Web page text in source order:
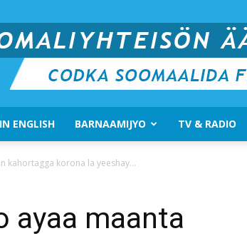
ENGLISH BARNAAMIJYO TV & RADIO
kahortagga korona la yeeshay...
ayaa maanta